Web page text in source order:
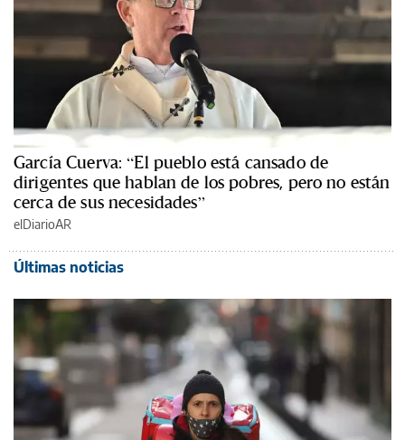
García Cuerva: “El pueblo está cansado de
dirigentes que hablan de los pobres, pero no están
cerca de sus necesidades”
elDiarioAR
Últimas noticias